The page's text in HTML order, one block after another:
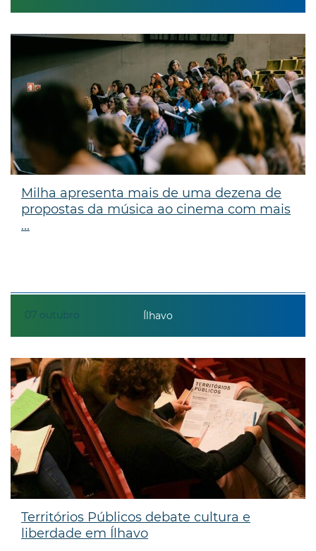
07 outubro
Milha apresenta mais de uma dezena de
propostas da música ao cinema com mais
...
Ílhavo
Territórios Públicos debate cultura e
liberdade em Ílhavo